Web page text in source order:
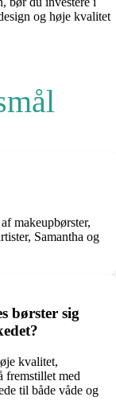
og høje kvalitet
makeupbørster,
Samantha og
børster sig
kvalitet,
fremstillet med
til både våde og